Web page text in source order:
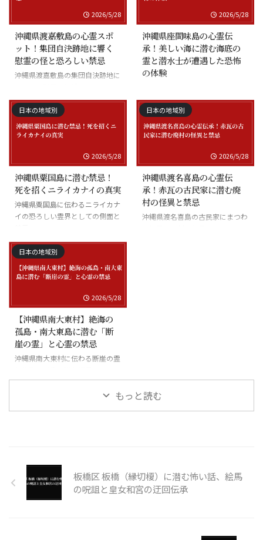
2026/5/28
沖縄県渡嘉敷島の心霊スポ
ット！集団自決跡地に響く
慰霊の怪と恐ろしい禁忌
沖縄県渡嘉敷島の集団自決跡地に
2026/5/28
沖縄県座間味島の心霊伝
承！美しい海に潜む海底の
霊と潜水士が遭遇した恐怖
の体験
士の怪談
日本の地域別
2026/5/28
沖縄県粟国島に潜む禁忌！
死を招くニライカナイの真実
沖縄県粟国島に伝わるニライカナ
イの恐ろしい霊界としての側面と
日本の地域別
2026/5/28
沖縄県渡名喜島の心霊伝
承！赤瓦の古民家に潜む廃
村の怪異と禁忌
沖縄県渡名喜島の古民家にまつわ
日本の地域別
2026/5/28
【沖縄県南大東村】絶海の
孤島・南大東島に潜む「断
崖の霊」と心霊の禁忌
沖縄県南大東村に伝わる断崖の霊
もっと読む
板橋区 板橋（縁切榎）に潜む怖い話、絵馬
の呪詛と皇女和宮の迂回伝承